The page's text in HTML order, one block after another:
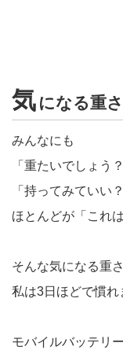
気 になる重
みんなにも
「重たいでしょう
「持ってみていい
ほとんどが「これ
そんな気になる重
私は3日ほどで慣れ
モバイルバッテリ